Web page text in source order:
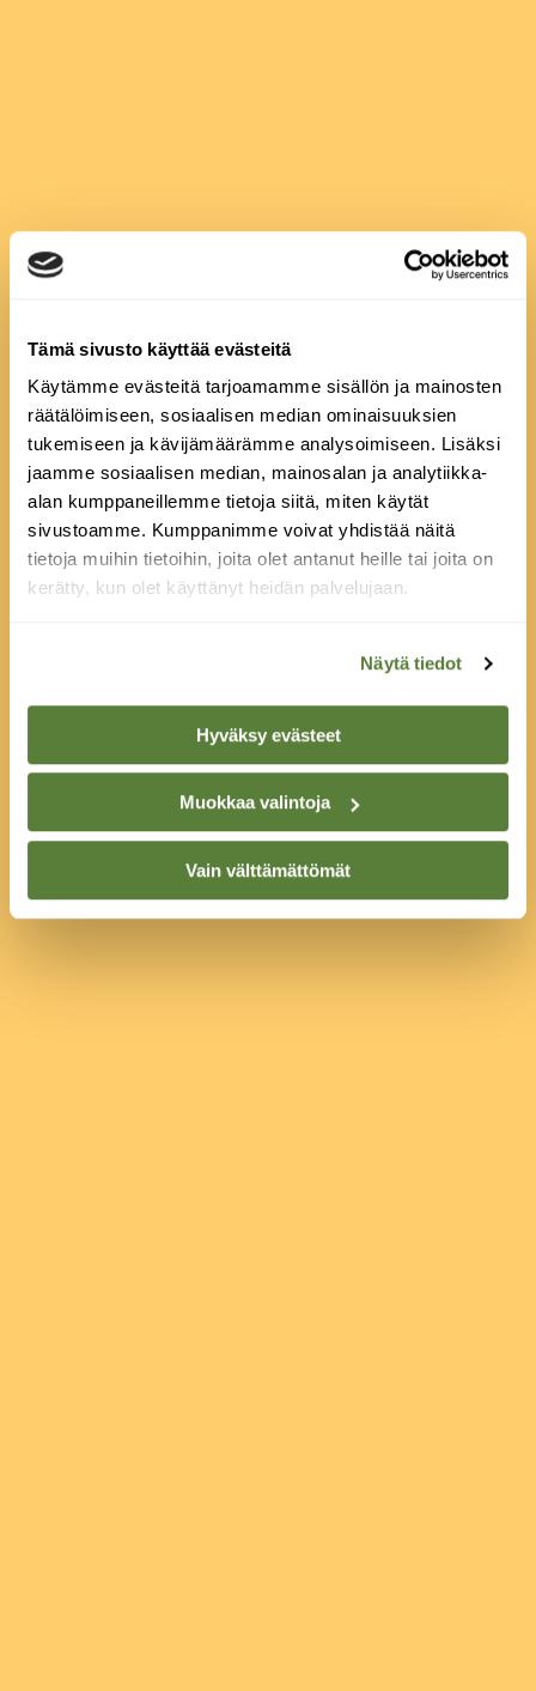
Tämä sivusto käyttää evästeitä
Käytämme evästeitä tarjoamamme sisällön ja mainosten
räätälöimiseen, sosiaalisen median ominaisuuksien
tukemiseen ja kävijämäärämme analysoimiseen. Lisäksi
jaamme sosiaalisen median, mainosalan ja analytiikka-
alan kumppaneillemme tietoja siitä, miten käytät
sivustoamme. Kumppanimme voivat yhdistää näitä
tietoja muihin tietoihin, joita olet antanut heille tai joita on
kerätty, kun olet käyttänyt heidän palvelujaan.
Näytä tiedot
Hyväksy evästeet
Muokkaa valintoja
Vain välttämättömät